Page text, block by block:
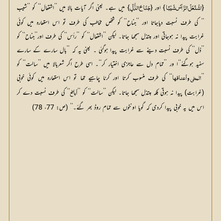
{اشْتَعَلَ الرَّاْسُ شَیْبًا} اور {جَنَاحَ الذُّلِّ
غرابت پیدا نہ ہوجاتی اور مبتذل سمجھا جاتا۔ لیکن ’’اشتعال‘‘ کو ’’رأس‘‘ کی طرف اور’’جناح‘‘ کو
سفید ہوگئے‘‘ا ور ’’تمام دل سے عاجزی اختیار کر‘‘۔ اسی طرح اگر شعربالا میں ’’سالت‘‘ کو
المطي وأعناقہا
(غرابت) پیدا نہ ہوتی بلکہ مبتذل سمجھا جاتا۔ لیکن ’’سالت‘‘ کو ’’
أباطح
‘‘ کی طرف نسبت دے کر
اس میں یہ خوبی پیدا کردی کہ گویا اونٹوں سے تمام روڈ بھر گئے۔‘‘ (ص: 77، 78)